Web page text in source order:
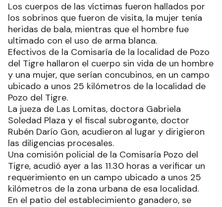
Los cuerpos de las víctimas fueron hallados por
los sobrinos que fueron de visita, la mujer tenía
heridas de bala, mientras que el hombre fue
ultimado con el uso de arma blanca.
Efectivos de la Comisaría de la localidad de Pozo
del Tigre hallaron el cuerpo sin vida de un hombre
y una mujer, que serían concubinos, en un campo
ubicado a unos 25 kilómetros de la localidad de
Pozo del Tigre.
La jueza de Las Lomitas, doctora Gabriela
Soledad Plaza y el fiscal subrogante, doctor
Rubén Darío Gon, acudieron al lugar y dirigieron
las diligencias procesales.
Una comisión policial de la Comisaría Pozo del
Tigre, acudió ayer a las 11.30 horas a verificar un
requerimiento en un campo ubicado a unos 25
kilómetros de la zona urbana de esa localidad.
En el patio del establecimiento ganadero, se